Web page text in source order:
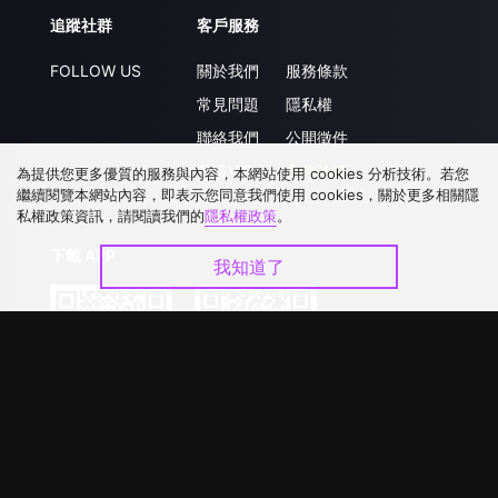
追蹤社群
FOLLOW US
客戶服務
關於我們
常見問題
聯絡我們
升級VIP
服務條款
隱私權
公開徵件
合作洽談
為提供您更多優質的服務與內容，本網站使用 cookies 分析技術。若您
繼續閱覽本網站內容，即表示您同意我們使用 cookies，關於更多相關隱
私權政策資訊，請閱讀我們的隱私權政策。
我知道了